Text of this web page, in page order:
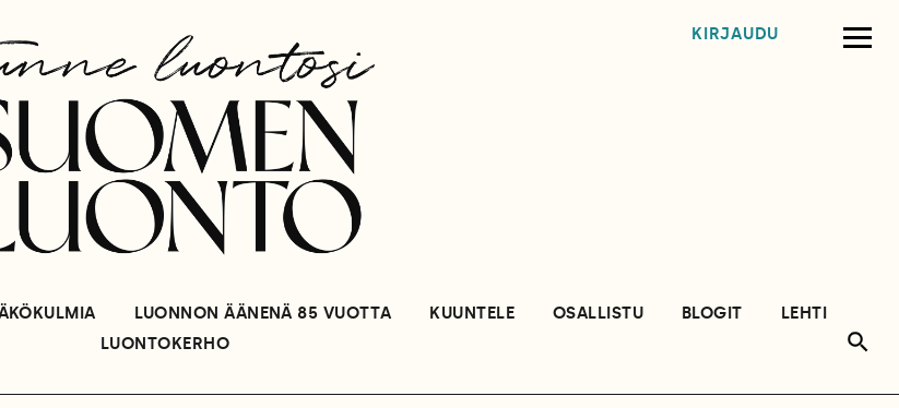
KIRJAUDU
LUONNON ÄÄNENÄ 85 VUOTTA KUUNTELE OSALLISTU BLOGIT
LEHTI
LUONTOKERHO